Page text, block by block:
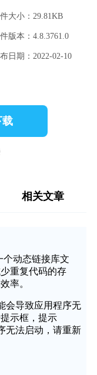
大小：29.81KB
版本：4.8.3761.0
日期：2022-02-10
载
相关文章
个动态链接库文
重复代码的存
率。
会导致应用程序无
示框，提示
无法启动，请重新